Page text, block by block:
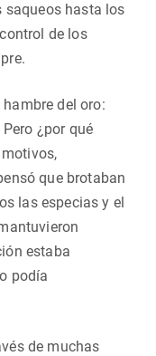
saqueos hasta los
de los
del oro:
¿por qué
que brotaban
las especias y el
estaba
podía
de muchas